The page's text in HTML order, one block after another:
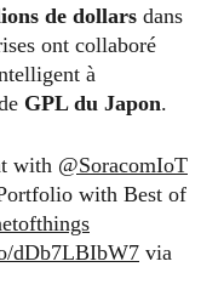
de dollars dans
ont collaboré
à
GPL du Japon.
with @SoracomIoT
with Best of
dDb7LBIbW7 via